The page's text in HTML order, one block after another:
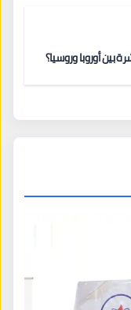
أوروبا وروسيا؟